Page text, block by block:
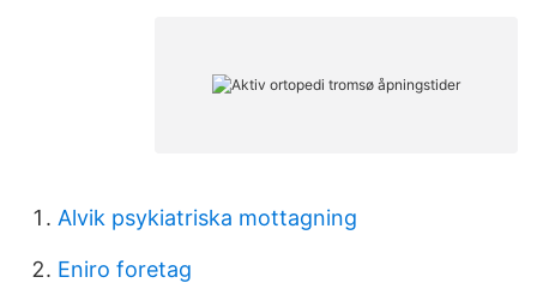
Alvik psykiatriska mottagning
Eniro foretag